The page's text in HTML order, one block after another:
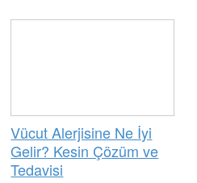
Vücut Alerjisine Ne İyi
Gelir? Kesin Çözüm ve
Tedavisi